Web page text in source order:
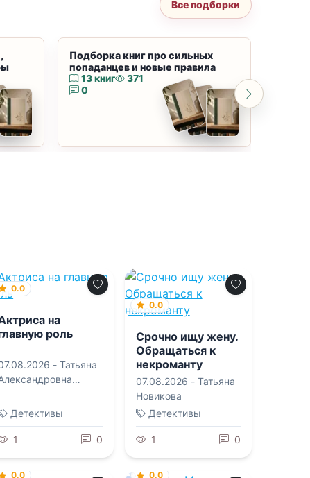
Все подборки
Подборка книг про сильных
попаданцев и новые правила
13 книг
371
0
0.0
на
роль
-Татьяна
Детективы
1 0
0.0
Срочно ищу жену.
Обращаться к
некроманту
07.08.2026 - Татьяна
Новикова
Детективы
1 0
0.0 0.0